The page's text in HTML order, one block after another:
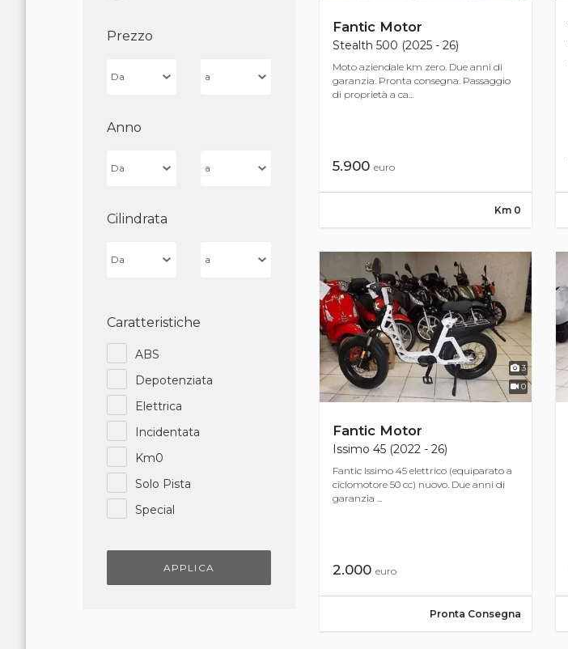
Prezzo
Anno
Cilindrata
Caratteristiche
ABS
Depotenziata
Elettrica
Incidentata
Km0
Solo Pista
Special
APPLICA
Fantic Motor
Stealth 500 (2025 - 26)
Moto aziendale km zero. Due anni di
garanzia. Pronta consegna. Passaggio
di proprietà a ca...
5.900 euro
Km 0
3
0
Fantic Motor
Issimo 45 (2022 - 26)
Fantic Issimo 45 elettrico (equiparato a
ciclomotore 50 cc) nuovo. Due anni di
garanzia ...
2.000 euro
Pronta Consegna